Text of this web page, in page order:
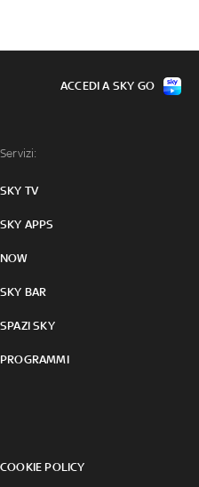
Servizi:
SKY TV
SKY APPS
NOW
SKY BAR
SPAZI SKY
PROGRAMMI
COOKIE POLICY
ACCEDI A SKY GO